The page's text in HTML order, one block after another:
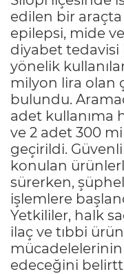
edilen bir araçta
epilepsi, mide ve
diyabet tedavisi
yönelik
milyon lira olan
bulundu.
adet kullanıma
ve 2 adet 300
geçirildi.
konulan
sürerken,
işlemlere
Yetkililer, halk
ilaç ve tıbbi
mücadelelerinin
edeceğini